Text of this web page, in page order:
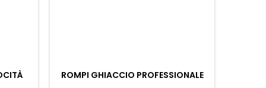
ROMPI GHIACCIO PROFESSIONALE